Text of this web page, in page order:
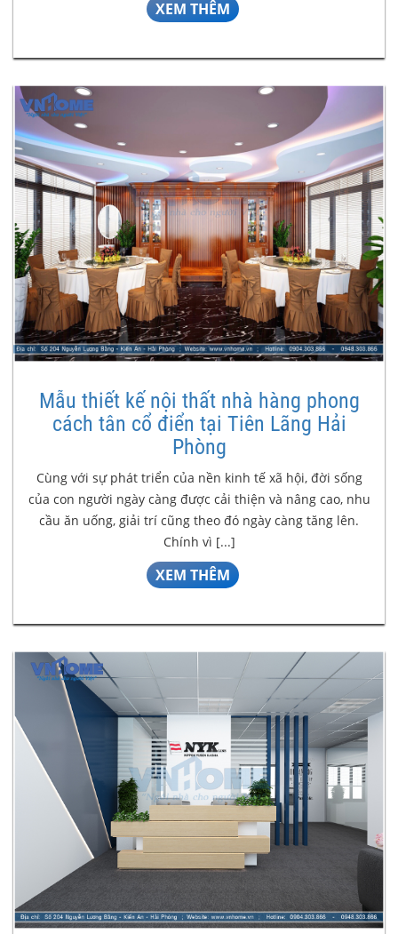
XEM THÊM
Mẫu thiết kế nội thất nhà hàng phong
cách tân cổ điển tại Tiên Lãng Hải
Phòng
Cùng với sự phát triển của nền kinh tế xã hội, đời sống
của con người ngày càng được cải thiện và nâng cao, nhu
cầu ăn uống, giải trí cũng theo đó ngày càng tăng lên.
Chính vì [...]
XEM THÊM